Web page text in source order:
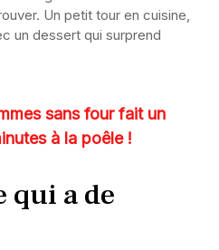
Un petit tour en cuisine,
un dessert qui surprend
sans four fait un
à la poêle !
qui a de